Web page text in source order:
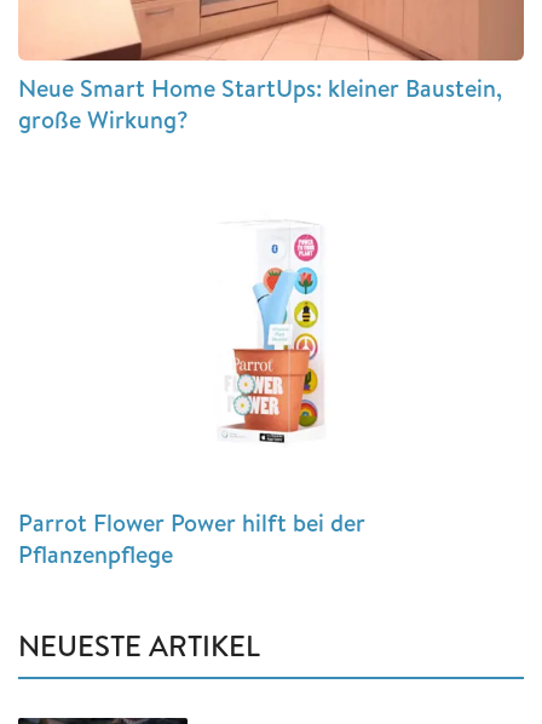
Neue Smart Home StartUps: kleiner Baustein,
große Wirkung?
Parrot Flower Power hilft bei der
Pflanzenpflege
NEUESTE ARTIKEL